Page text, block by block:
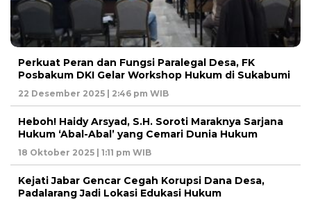
Perkuat Peran dan Fungsi Paralegal Desa, FK
Posbakum DKI Gelar Workshop Hukum di Sukabumi
22 Desember 2025 | 2:46 pm WIB
Heboh! Haidy Arsyad, S.H. Soroti Maraknya Sarjana
Hukum ‘Abal-Abal’ yang Cemari Dunia Hukum
18 Oktober 2025 | 1:11 pm WIB
Kejati Jabar Gencar Cegah Korupsi Dana Desa,
Padalarang Jadi Lokasi Edukasi Hukum